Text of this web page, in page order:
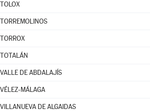
TOLOX
TORREMOLINOS
TORROX
TOTALÁN
VALLE DE ABDALAJÍS
VÉLEZ-MÁLAGA
VILLANUEVA DE ALGAIDAS